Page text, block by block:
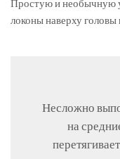
Простую и необычную
локоны наверху головы
Несложно
на